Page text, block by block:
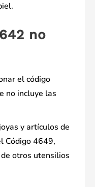
no
el código
no incluye las
y artículos de
Código 4649,
otros utensilios